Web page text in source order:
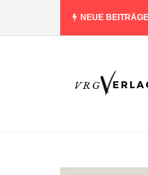
NEUE BEITRÄGE
– der ideale Einstieg